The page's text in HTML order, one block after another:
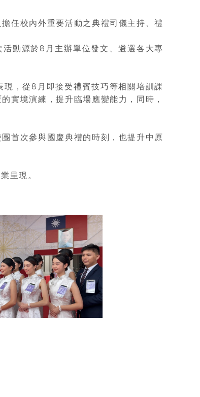
任校內外重要活動之典禮司儀主持、禮
動源於8月主辦單位發文、遴選各大專
，從8月即接受禮賓技巧等相關培訓課
實境演練，提升臨場應變能力，同時，
首次參與國慶典禮的時刻，也提升中原
呈現。